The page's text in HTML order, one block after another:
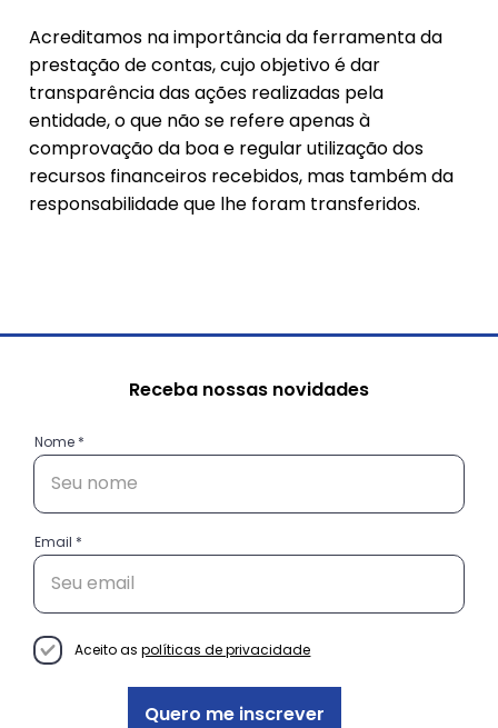
Acreditamos na importância da ferramenta da
prestação de contas, cujo objetivo é dar
transparência das ações realizadas pela
entidade, o que não se refere apenas à
comprovação da boa e regular utilização dos
recursos financeiros recebidos, mas também da
responsabilidade que lhe foram transferidos.
Receba nossas novidades
Nome
Email
Aceito as políticas de privacidade
Quero me inscrever